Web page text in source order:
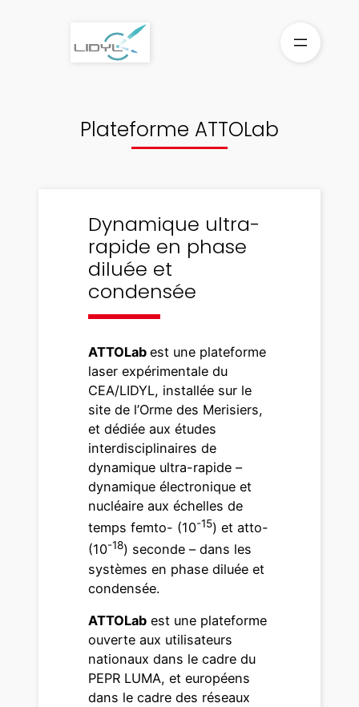
Plateforme ATTOLab
Dynamique ultra-
rapide en phase
diluée et
condensée
ATTOLabest une plateforme
laser expérimentale du
CEA/LIDYL, installée sur le
site de l’Orme des Merisiers,
et dédiée aux études
interdisciplinaires de
dynamique ultra-rapide –
dynamique électronique et
nucléaire aux échelles de
temps femto- (10-15) et atto-
(10-18) seconde – dans les
systèmes en phase diluée et
condensée.
ATTOLab est une plateforme
ouverte aux utilisateurs
nationaux dans le cadre du
PEPR LUMA, et européens
dans le cadre des réseaux